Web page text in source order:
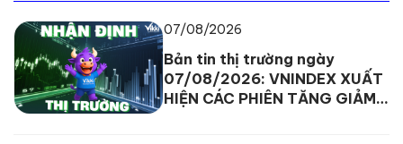
07/08/2026
Bản tin thị trường ngày
07/08/2026: VNINDEX XUẤT
HIỆN CÁC PHIÊN TĂNG GIẢM